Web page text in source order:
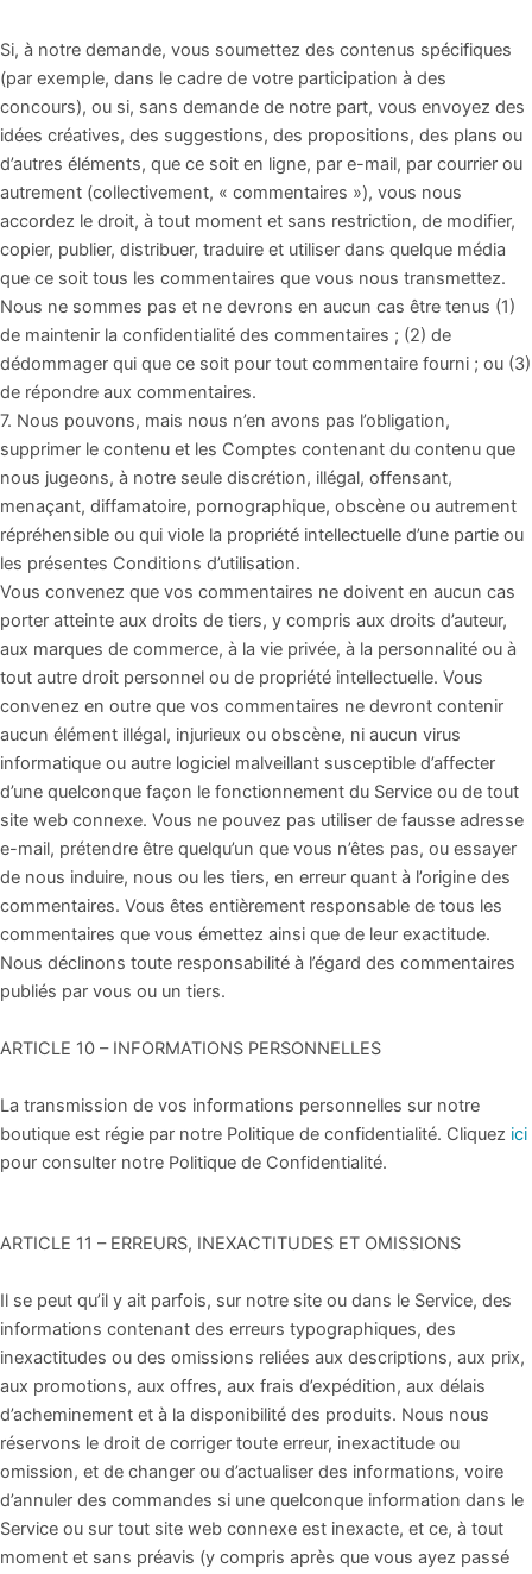
Si, à notre demande, vous soumettez des contenus spécifiques
(par exemple, dans le cadre de votre participation à des
concours), ou si, sans demande de notre part, vous envoyez des
idées créatives, des suggestions, des propositions, des plans ou
d’autres éléments, que ce soit en ligne, par e-mail, par courrier ou
autrement (collectivement, « commentaires »), vous nous
accordez le droit, à tout moment et sans restriction, de modifier,
copier, publier, distribuer, traduire et utiliser dans quelque média
que ce soit tous les commentaires que vous nous transmettez.
Nous ne sommes pas et ne devrons en aucun cas être tenus (1)
de maintenir la confidentialité des commentaires ; (2) de
dédommager qui que ce soit pour tout commentaire fourni ; ou (3)
de répondre aux commentaires.
7. Nous pouvons, mais nous n’en avons pas l’obligation,
supprimer le contenu et les Comptes contenant du contenu que
nous jugeons, à notre seule discrétion, illégal, offensant,
menaçant, diffamatoire, pornographique, obscène ou autrement
répréhensible ou qui viole la propriété intellectuelle d’une partie ou
les présentes Conditions d’utilisation.
Vous convenez que vos commentaires ne doivent en aucun cas
porter atteinte aux droits de tiers, y compris aux droits d’auteur,
aux marques de commerce, à la vie privée, à la personnalité ou à
tout autre droit personnel ou de propriété intellectuelle. Vous
convenez en outre que vos commentaires ne devront contenir
aucun élément illégal, injurieux ou obscène, ni aucun virus
informatique ou autre logiciel malveillant susceptible d’affecter
d’une quelconque façon le fonctionnement du Service ou de tout
site web connexe. Vous ne pouvez pas utiliser de fausse adresse
e-mail, prétendre être quelqu’un que vous n’êtes pas, ou essayer
de nous induire, nous ou les tiers, en erreur quant à l’origine des
commentaires. Vous êtes entièrement responsable de tous les
commentaires que vous émettez ainsi que de leur exactitude.
Nous déclinons toute responsabilité à l’égard des commentaires
publiés par vous ou un tiers.
ARTICLE 10 – INFORMATIONS PERSONNELLES
La transmission de vos informations personnelles sur notre
boutique est régie par notre Politique de confidentialité. Cliquez ici
pour consulter notre Politique de Confidentialité.
ARTICLE 11 – ERREURS, INEXACTITUDES ET OMISSIONS
Il se peut qu’il y ait parfois, sur notre site ou dans le Service, des
informations contenant des erreurs typographiques, des
inexactitudes ou des omissions reliées aux descriptions, aux prix,
aux promotions, aux offres, aux frais d’expédition, aux délais
d’acheminement et à la disponibilité des produits. Nous nous
réservons le droit de corriger toute erreur, inexactitude ou
omission, et de changer ou d’actualiser des informations, voire
d’annuler des commandes si une quelconque information dans le
Service ou sur tout site web connexe est inexacte, et ce, à tout
moment et sans préavis (y compris après que vous ayez passé